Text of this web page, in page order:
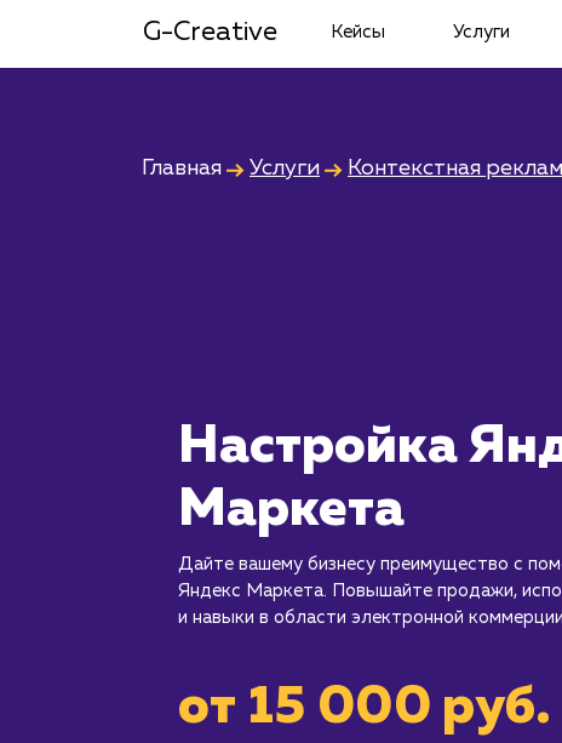
G-Creative Кейсы Услуги
Главная Услуги Контекстная
Настройка
Маркета
Дайте вашему бизнесу преимущество с
Яндекс Маркета. Повышайте продажи,
и навыки в области электронной
от 15 000 руб.